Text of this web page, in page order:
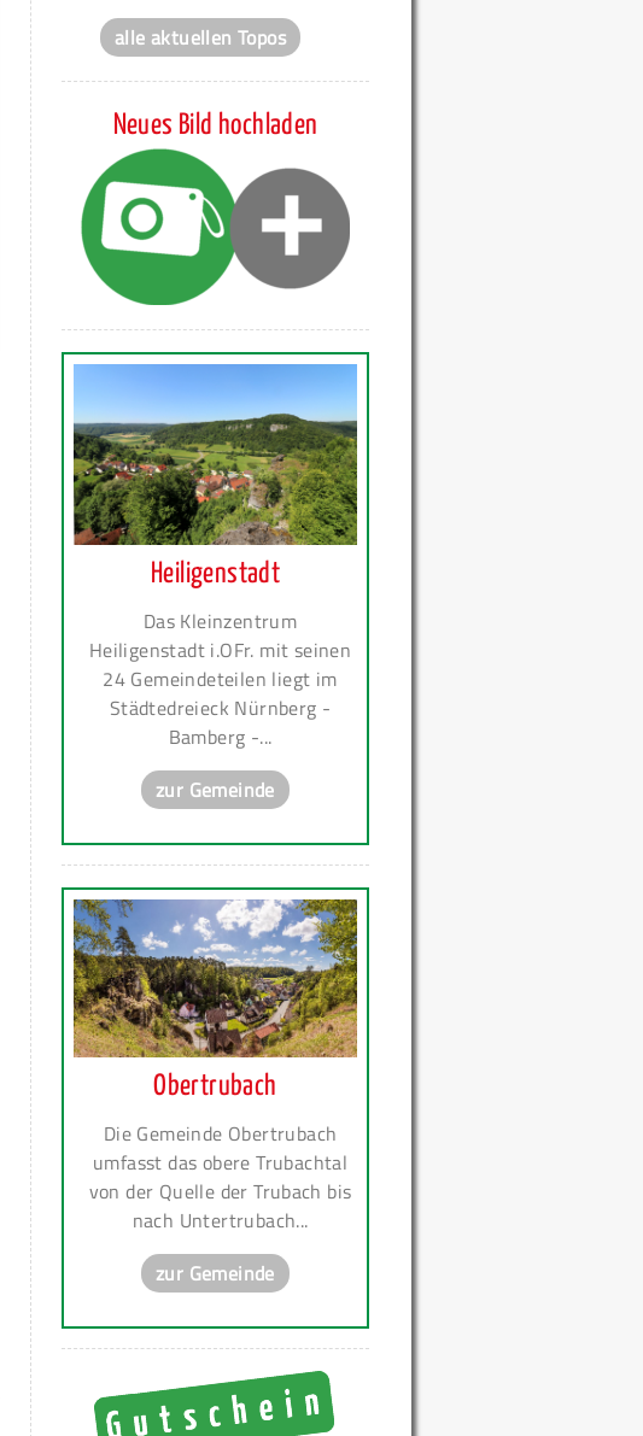
alle aktuellen Topos
Neues Bild hochladen
Heiligenstadt
Das Kleinzentrum
Heiligenstadt i.OFr. mit seinen
24 Gemeindeteilen liegt im
Städtedreieck Nürnberg -
Bamberg -...
zur Gemeinde
Obertrubach
Die Gemeinde Obertrubach
umfasst das obere Trubachtal
von der Quelle der Trubach bis
nach Untertrubach...
zur Gemeinde